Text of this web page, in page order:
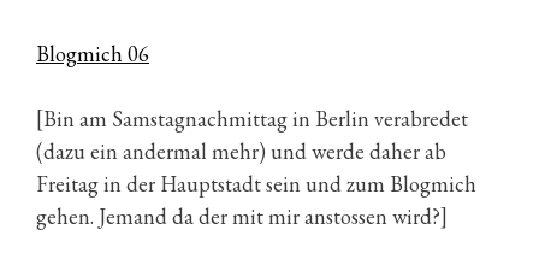
Blogmich 06
[Bin am Samstagnachmittag in Berlin verabredet
(dazu ein andermal mehr) und werde daher ab
Freitag in der Hauptstadt sein und zum Blogmich
gehen. Jemand da der mit mir anstossen wird?]